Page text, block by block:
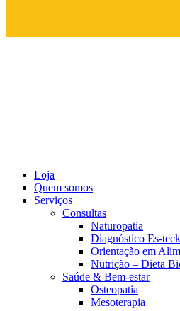
Loja
Quem somos
Serviços
Consultas
Naturopatia
Diagnóstico Es-
Orientação em
Nutrição – Dieta
Saúde & Bem-estar
Osteopatia
Mesoterapia